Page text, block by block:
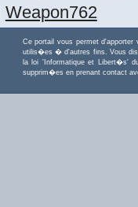
Weapon762
Ce portail vous permet
utilis�es � d'autres fins. Vous
la loi 'Informatique et Libert�s'
supprim�es en prenant contact